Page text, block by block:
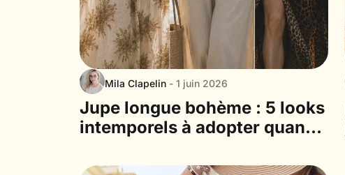
Mila Clapelin - 1 juin 2026
Jupe longue bohème : 5 looks
intemporels à adopter quand